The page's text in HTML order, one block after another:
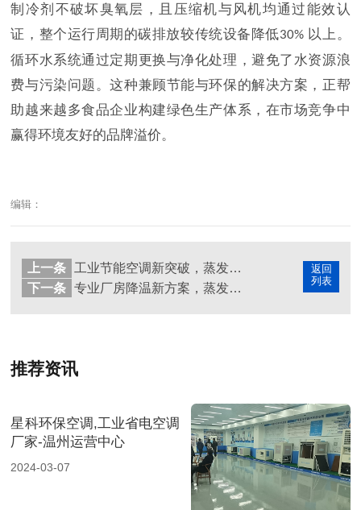
制冷剂不破坏臭氧层，且压缩机与风机均通过能效认
证，整个运行周期的碳排放较传统设备降低30% 以上。
循环水系统通过定期更换与净化处理，避免了水资源浪
费与污染问题。这种兼顾节能与环保的解决方案，正帮
助越来越多食品企业构建绿色生产体系，在市场竞争中
赢得环境友好的品牌溢价。
编辑：
返回
列表
上一条
工业节能空调新突破，蒸发冷省电空调引领绿色智造降温潮
下一条
专业厂房降温新方案，蒸发冷省电空调三式安装适配多样场景
推荐资讯
星科环保空调,工业省电空调
厂家-温州运营中心
2024-03-07